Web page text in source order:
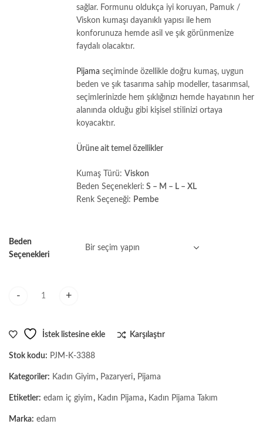
sağlar. Formunu oldukça iyi koruyan, Pamuk /
Viskon kumaşı dayanıklı yapısı ile hem
konforunuza hemde asil ve şık görünmenize
faydalı olacaktır.
Pijama seçiminde özellikle doğru kumaş, uygun
beden ve şık tasarıma sahip modeller, tasarımsal,
seçimlerinizde hem şıklığınızı hemde hayatının her
alanında olduğu gibi kişisel stilinizi ortaya
koyacaktır.
Ürüne ait temel özellikler
Kumaş Türü: Viskon
Beden Seçenekleri: S – M – L – XL
Renk Seçeneği: Pembe
Beden
Seçenekleri
İstek listesine ekle Karşılaştır
Stok kodu: PJM-K-3388
Kategoriler: Kadın Giyim, Pazaryeri, Pijama
Etiketler: edam iç giyim, Kadın Pijama, Kadın Pijama Takım
Marka: edam